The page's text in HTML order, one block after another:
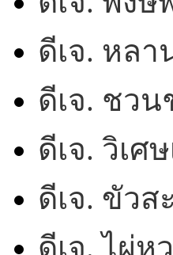
ดีเจ. หลา
ดีเจ. ชวน
ดีเจ. วิเศ
ดีเจ. ขัวส
ดีเจ. ไผ่ห